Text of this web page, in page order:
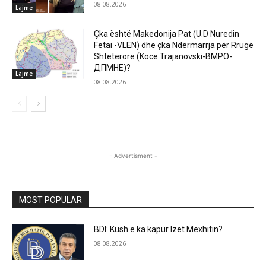
Lajme 08.08.2026
Lajme
Çka është Makedonija Pat (U.D Nuredin
Fetai -VLEN) dhe çka Ndërmarrja për Rrugë
Shtetërore (Koce Trajanovski-ВМРО-
ДПМНЕ)?
08.08.2026
- Advertisment -
MOST POPULAR
BDI: Kush e ka kapur Izet Mexhitin?
08.08.2026